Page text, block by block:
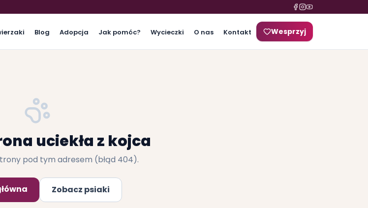
Blog Adopcja Jak pomóc? Wycieczki O nas Kontakt Wesprzyj
uciekła z kojca
pod tym adresem (błąd 404).
Zobacz psiaki